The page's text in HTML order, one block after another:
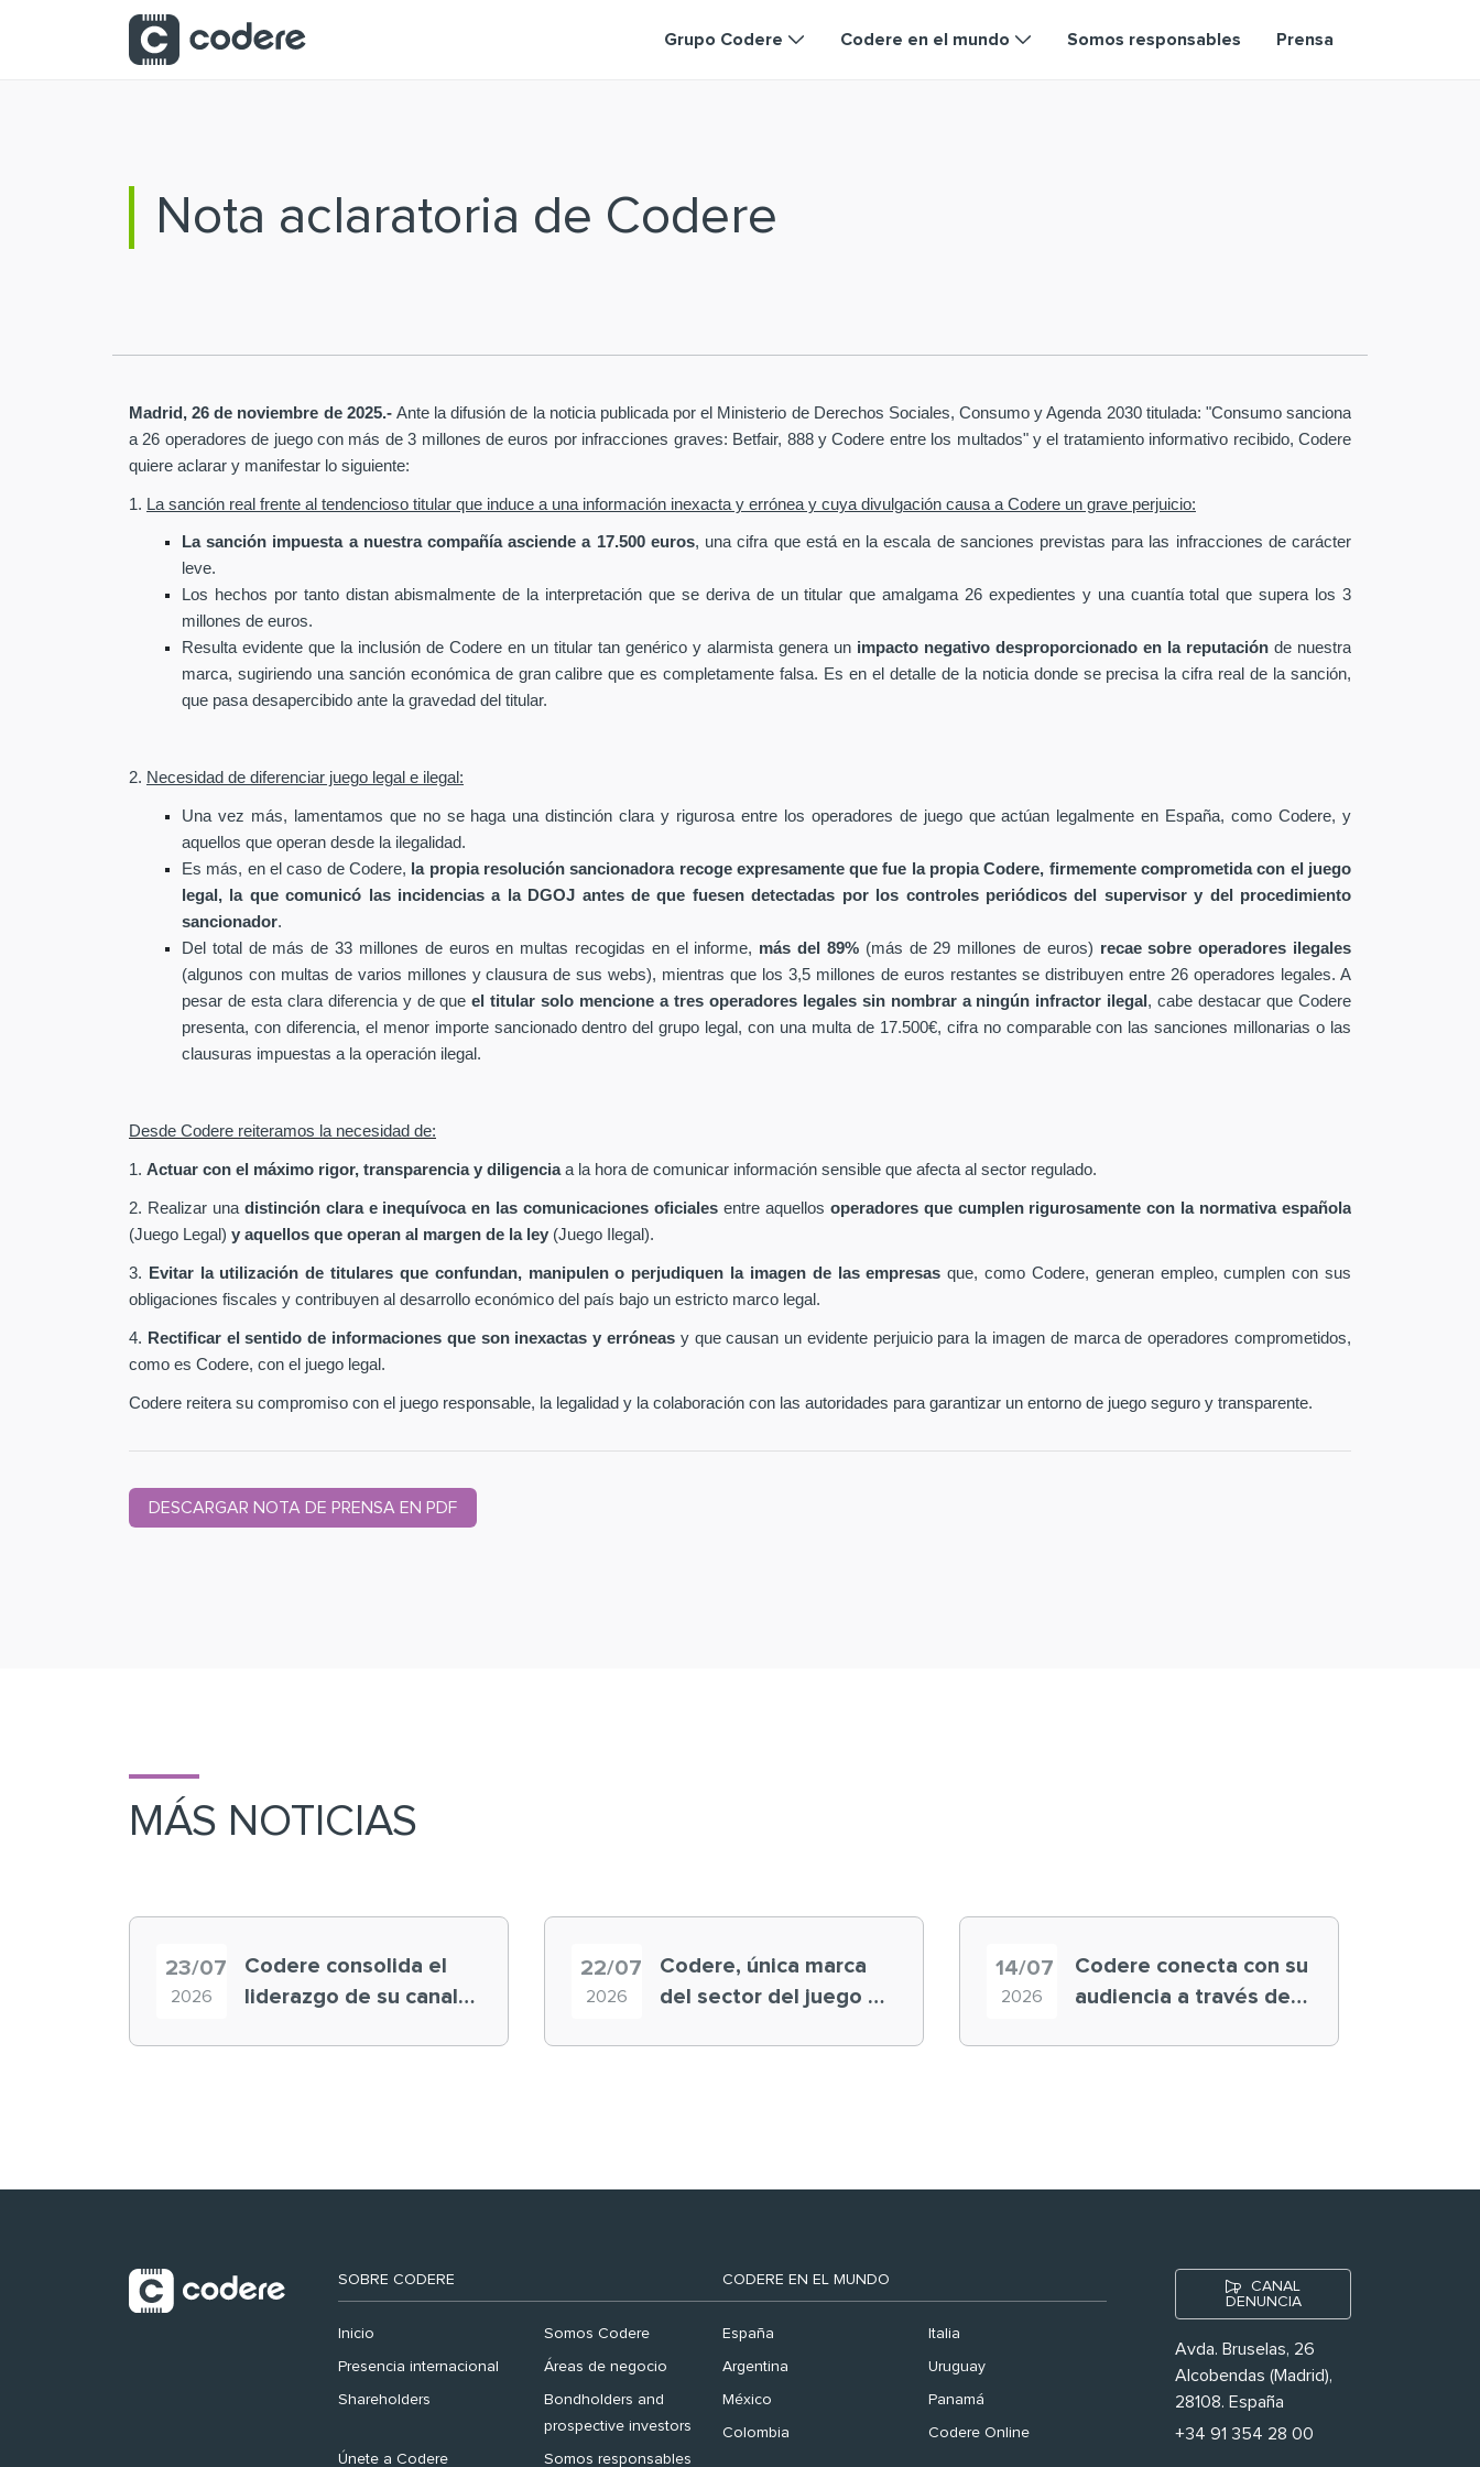
Saltar al contenido principal
Grupo Codere Codere en el mundo Somos responsables Prensa
Nota aclaratoria de Codere
Madrid, 26 de noviembre de 2025.- Ante la difusión de la noticia publicada por el Ministerio de Derechos Sociales, Consumo y Agenda 2030 titulada: "Consumo sanciona
a 26 operadores de juego con más de 3 millones de euros por infracciones graves: Betfair, 888 y Codere entre los multados" y el tratamiento informativo recibido, Codere
quiere aclarar y manifestar lo siguiente:
1. La sanción real frente al tendencioso titular que induce a una información inexacta y errónea y cuya divulgación causa a Codere un grave perjuicio:
La sanción impuesta a nuestra compañía asciende a 17.500 euros, una cifra que está en la escala de sanciones previstas para las infracciones de carácter
leve.
Los hechos por tanto distan abismalmente de la interpretación que se deriva de un titular que amalgama 26 expedientes y una cuantía total que supera los 3
millones de euros.
Resulta evidente que la inclusión de Codere en un titular tan genérico y alarmista genera un impacto negativo desproporcionado en la reputación de nuestra
marca, sugiriendo una sanción económica de gran calibre que es completamente falsa. Es en el detalle de la noticia donde se precisa la cifra real de la sanción,
que pasa desapercibido ante la gravedad del titular.
2. Necesidad de diferenciar juego legal e ilegal:
Una vez más, lamentamos que no se haga una distinción clara y rigurosa entre los operadores de juego que actúan legalmente en España, como Codere, y
aquellos que operan desde la ilegalidad.
Es más, en el caso de Codere, la propia resolución sancionadora recoge expresamente que fue la propia Codere, firmemente comprometida con el juego
legal, la que comunicó las incidencias a la DGOJ antes de que fuesen detectadas por los controles periódicos del supervisor y del procedimiento
sancionador.
Del total de más de 33 millones de euros en multas recogidas en el informe, más del 89%(más de 29 millones de euros) recae sobre operadores ilegales
(algunos con multas de varios millones y clausura de sus webs), mientras que los 3,5 millones de euros restantes se distribuyen entre 26 operadores legales. A
pesar de esta clara diferencia y de queel titular solo mencione a tres operadores legales sin nombrar a ningún infractor ilegal , cabe destacar que Codere
presenta, con diferencia, el menor importe sancionado dentro del grupo legal, con una multa de 17.500€, cifra no comparable con las sanciones millonarias o las
clausuras impuestas a la operación ilegal.
Desde Codere reiteramos la necesidad de:
1. Actuar con el máximo rigor, transparencia y diligenciaa la hora de comunicar información sensible que afecta al sector regulado.
2. Realizar una distinción clara e inequívoca en las comunicaciones oficiales entre aquellos operadores que cumplen rigurosamente con la normativa española
(Juego Legal) y aquellos que operan al margen de la ley (Juego Ilegal).
3. Evitar la utilización de titulares que confundan, manipulen o perjudiquen la imagen de las empresas que, como Codere, generan empleo, cumplen con sus
obligaciones fiscales y contribuyen al desarrollo económico del país bajo un estricto marco legal.
4. Rectificar el sentido de informaciones que son inexactas y erróneasy que causan un evidente perjuicio para la imagen de marca de operadores comprometidos,
como es Codere, con el juego legal.
Codere reitera su compromiso con el juego responsable, la legalidad y la colaboración con las autoridades para garantizar un entorno de juego seguro y transparente.
DESCARGAR NOTA DE PRENSA EN PDF
MÁS NOTICIAS
23/07
2026
Codere consolida el
liderazgo de su canal
22/07
2026
Codere, única marca
del sector del juego en
14/07
2026
Codere conecta con su
audiencia a través de
SOBRE CODERE
Inicio Somos Codere
Presencia internacional Áreas de negocio
Shareholders
Bondholders and
prospective investors
Únete a Codere Somos responsables
CODERE EN EL MUNDO
España Italia
Argentina Uruguay
México Panamá
Colombia Codere Online
CANAL
DENUNCIA
Avda. Bruselas, 26
Alcobendas (Madrid),
28108. España
+34 91 354 28 00